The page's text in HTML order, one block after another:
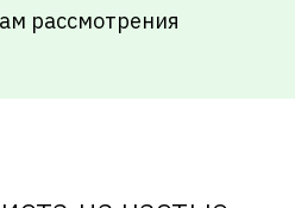
рассмотрения